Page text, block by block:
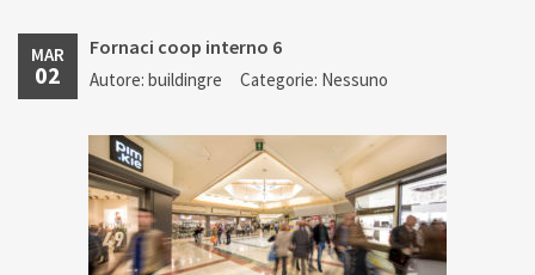
MAR
02
Fornaci coop interno 6
Autore: buildingre Categorie: Nessuno